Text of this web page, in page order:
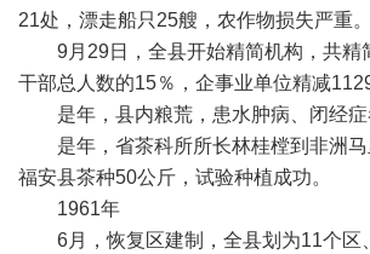
21处，漂走船只25艘，农作物损失严重。
9月29日，全县开始精简机构，共精
干部总人数的15％，企事业单位精减1129
是年，县内粮荒，患水肿病、闭经症
是年，省茶科所所长林桂樘到非洲马
福安县茶种50公斤，试验种植成功。
1961年
6月，恢复区建制，全县划为11个区